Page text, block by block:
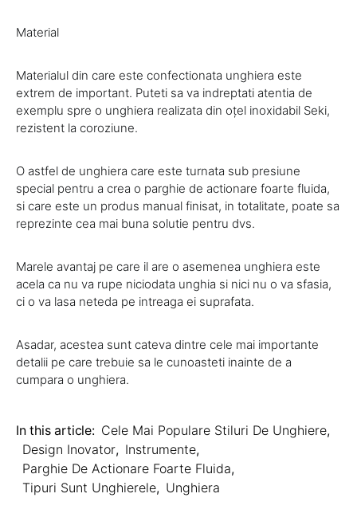
Material
Materialul din care este confectionata unghiera este
extrem de important. Puteti sa va indreptati atentia de
exemplu spre o unghiera realizata din oţel inoxidabil Seki,
rezistent la coroziune.
O astfel de unghiera care este turnata sub presiune
special pentru a crea o parghie de actionare foarte fluida,
si care este un produs manual finisat, in totalitate, poate sa
reprezinte cea mai buna solutie pentru dvs.
Marele avantaj pe care il are o asemenea unghiera este
acela ca nu va rupe niciodata unghia si nici nu o va sfasia,
ci o va lasa neteda pe intreaga ei suprafata.
Asadar, acestea sunt cateva dintre cele mai importante
detalii pe care trebuie sa le cunoasteti inainte de a
cumpara o unghiera.
In this article: Cele Mai Populare Stiluri De Unghiere,
Design Inovator, Instrumente,
Parghie De Actionare Foarte Fluida,
Tipuri Sunt Unghierele, Unghiera